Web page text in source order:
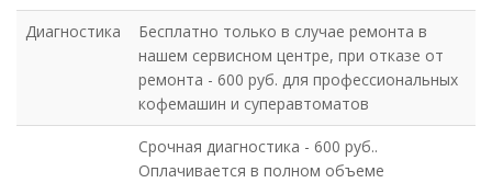
Диагностика
Бесплатно только в случае ремонта в
нашем сервисном центре, при отказе от
ремонта - 600 руб. для профессиональных
кофемашин и суперавтоматов
Срочная диагностика - 600 руб..
Оплачивается в полном объеме